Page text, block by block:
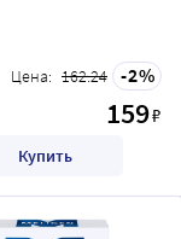
Цена: 162.24 2
159₽
Купить